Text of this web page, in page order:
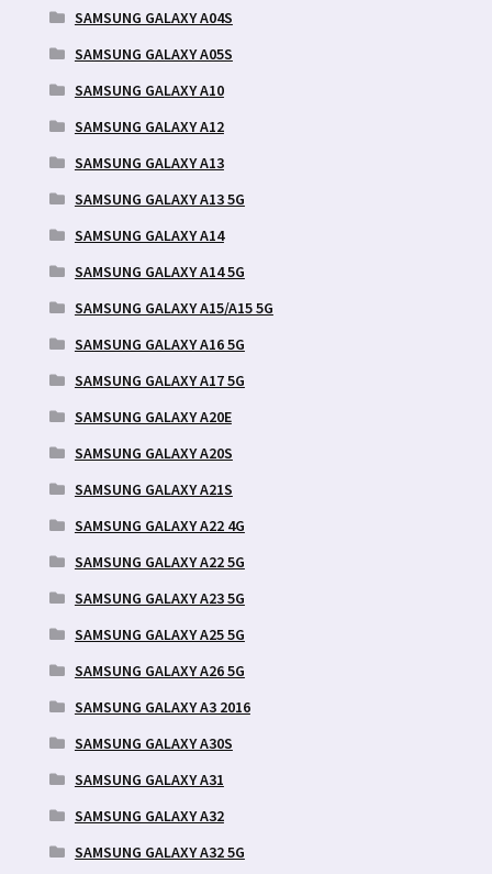
SAMSUNG GALAXY A04S
SAMSUNG GALAXY A05S
SAMSUNG GALAXY A10
SAMSUNG GALAXY A12
SAMSUNG GALAXY A13
SAMSUNG GALAXY A13 5G
SAMSUNG GALAXY A14
SAMSUNG GALAXY A14 5G
SAMSUNG GALAXY A15/A15 5G
SAMSUNG GALAXY A16 5G
SAMSUNG GALAXY A17 5G
SAMSUNG GALAXY A20E
SAMSUNG GALAXY A20S
SAMSUNG GALAXY A21S
SAMSUNG GALAXY A22 4G
SAMSUNG GALAXY A22 5G
SAMSUNG GALAXY A23 5G
SAMSUNG GALAXY A25 5G
SAMSUNG GALAXY A26 5G
SAMSUNG GALAXY A3 2016
SAMSUNG GALAXY A30S
SAMSUNG GALAXY A31
SAMSUNG GALAXY A32
SAMSUNG GALAXY A32 5G